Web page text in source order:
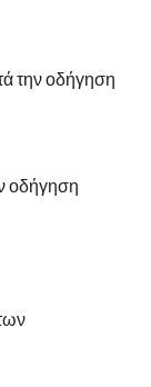
την οδήγηση
οδήγηση